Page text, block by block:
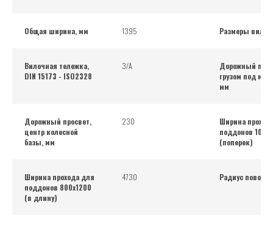
Общая ширина, мм 1395 Размеры вил,
Вилочная тележка,
DIN 15173 - ISO2328
3/А
Дорожный
грузом под
мм
Дорожный просвет,
центр колесной
базы, мм
230
Ширина
поддонов
(поперек)
Ширина прохода для
поддонов 800х1200
(в длину)
4730 Радиус